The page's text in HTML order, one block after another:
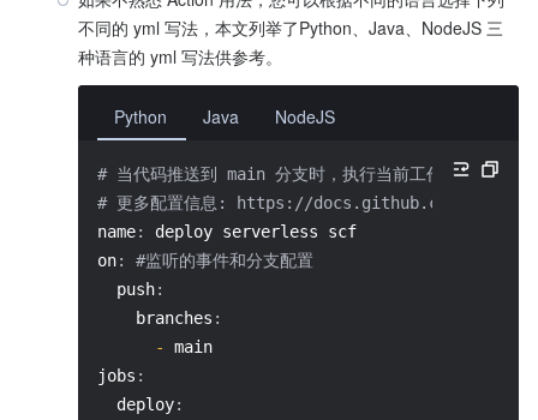
不同的 yml 写法，本文列举了Python、Java、NodeJS 三
种语言的 yml 写法供参考。
Python Java NodeJS
# 当代码推送到 main 分支时，执行当前工作流程
# 更多配置信息: https://docs.github.com/cn/
name:
deploy serverless scf
on:
#监听的事件和分支配置
  push
:
    branches
:
-
main
jobs :
  deploy
: